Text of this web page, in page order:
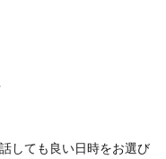
しても良い日時をお選び